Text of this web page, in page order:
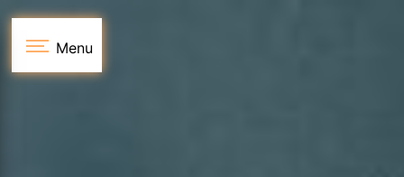
Menu
Panneau de gestion des cookies